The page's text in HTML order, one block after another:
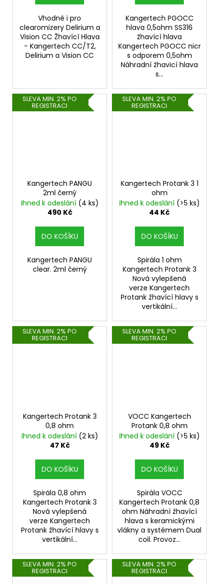
Vhodné i pro
clearomizery Delirium a
Vision CC Žhavící Hlava
- Kangertech CC/T2,
Delirium a Vision CC
Kangertech PGOCC
hlava 0,5ohm SS316
žhavící hlava
Kangertech PGOCC nicr
s odporem 0,5ohm
Náhradní žhavicí hlava
s...
SLEVA MIN. 2% PO
REGISTRACI
Kangertech PANGU
2ml černý
Ihned k odeslání (4 ks)
490 Kč
DO KOŠÍKU
Kangertech PANGU
clear. 2ml černý
SLEVA MIN. 2% PO
REGISTRACI
Kangertech Protank 3 1
ohm
Ihned k odeslání (>5 ks)
44 Kč
DO KOŠÍKU
Spirála 1 ohm
Kangertech Protank 3
Nová vylepšená
verze Kangertech
Protank žhavící hlavy s
vertikální...
SLEVA MIN. 2% PO
REGISTRACI
Kangertech Protank 3
0,8 ohm
Ihned k odeslání (2 ks)
47 Kč
DO KOŠÍKU
Spirála 0,8 ohm
Kangertech Protank 3
Nová vylepšená
verze Kangertech
Protank žhavící hlavy s
vertikální...
SLEVA MIN. 2% PO
REGISTRACI
VOCC Kangertech
Protank 0,8 ohm
Ihned k odeslání (>5 ks)
49 Kč
DO KOŠÍKU
Spirála VOCC
Kangertech Protank 0,8
ohm Náhradní žhavící
hlava s keramickými
vlákny a systémem Dual
coil. Provoz...
SLEVA MIN. 2% PO
REGISTRACI
SLEVA MIN. 2% PO
REGISTRACI